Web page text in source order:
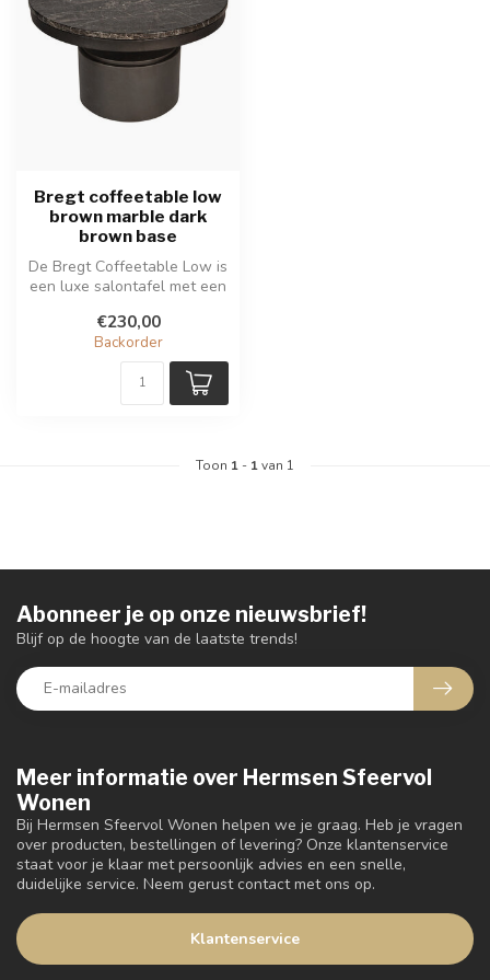
Bregt coffeetable low
brown marble dark
brown base
De Bregt Coffeetable Low is
een luxe salontafel met een
€230,00
Backorder
Toon 1 - 1van 1
Meer informatie over Hermsen Sfeervol
Wonen
Bij Hermsen Sfeervol Wonen helpen we je graag. Heb je vragen
over producten, bestellingen of levering? Onze klantenservice
staat voor je klaar met persoonlijk advies en een snelle,
duidelijke service. Neem gerust contact met ons op.
Klantenservice
Abonneer je op onze nieuwsbrief!
Blijf op de hoogte van de laatste trends!